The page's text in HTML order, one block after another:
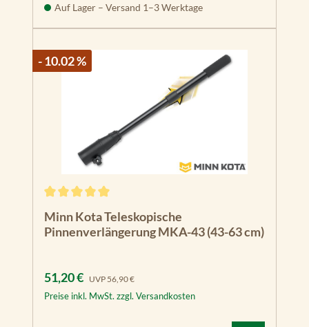
Auf Lager – Versand 1–3 Werktage
- 10.02 %
Minn Kota Teleskopische
Pinnenverlängerung MKA-43 (43-63 cm)
Verkaufspreis:
51,20 € UVP 56,90 €
Preise inkl. MwSt. zzgl. Versandkosten